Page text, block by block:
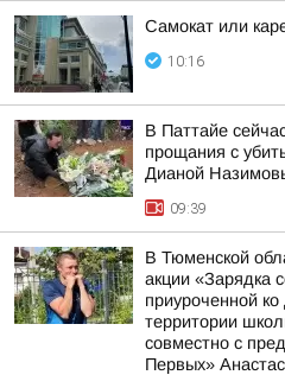
Самокат или
10:16
В Паттайе
прощания с
Дианой
09:39
В Тюменской
акции «Зарядка
приуроченной
территории
совместно с
Первых»